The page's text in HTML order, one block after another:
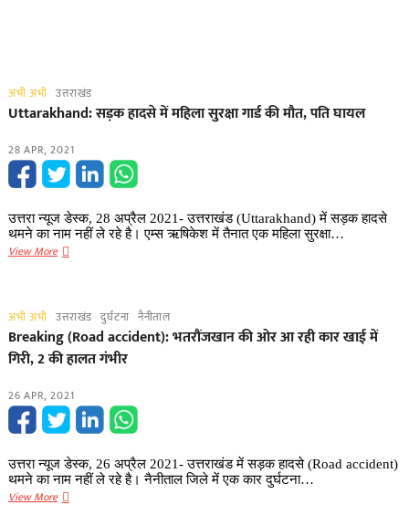
अभी अभी उत्तराखंड
Uttarakhand: सड़क हादसे में महिला सुरक्षा गार्ड की मौत, पति घायल
28 APR, 2021
उत्तरा न्यूज डेस्क, 28 अप्रैल 2021- उत्तराखंड (Uttarakhand) में सड़क हादसे
थमने का नाम नहीं ले रहे है। एम्स ऋषिकेश में तैनात एक महिला सुरक्षा…
View MoreUttarakhand:
महिला
सुरक्षा
गार्ड
मौत,
पति
घायल
अभी अभी उत्तराखंड दुर्घटना नैनीताल
Breaking (Road accident): भतरौंजखान की ओर आ रही कार खाई में
गिरी, 2 की हालत गंभीर
26 APR, 2021
उत्तरा न्यूज डेस्क, 26 अप्रैल 2021- उत्तराखंड में सड़क हादसे (Road accident)
थमने का नाम नहीं ले रहे है। नैनीताल जिले में एक कार दुर्घटना…
View MoreBreaking